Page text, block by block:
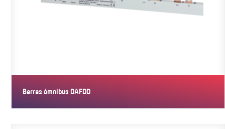
Barras ómnibus DAFDD
Las barras ómnibus están concebidas para nuestros dispositivos